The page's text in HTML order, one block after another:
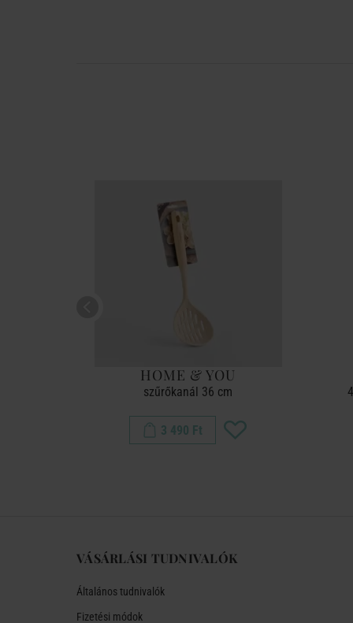
HOME & YOU
szűrőkanál 36 cm
3 490 Ft
VÁSÁRLÁSI TUDNIVALÓK
Általános tudnivalók
Fizetési módok